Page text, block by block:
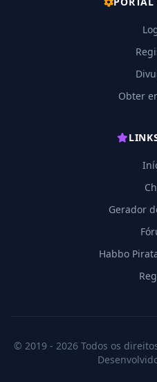
Obter
Gerador
Habbo
© 2019 - 2026 Todos os